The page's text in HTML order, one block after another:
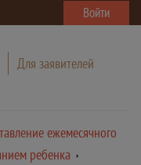
Войти
Для заявителей
ежемесячного
ребенка